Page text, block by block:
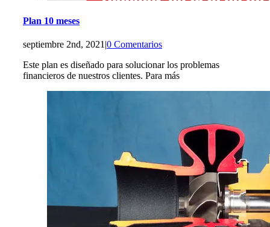
Plan 10 meses
septiembre 2nd, 2021 |0 Comentarios
Este plan es diseñado para solucionar los problemas
financieros de nuestros clientes. Para más